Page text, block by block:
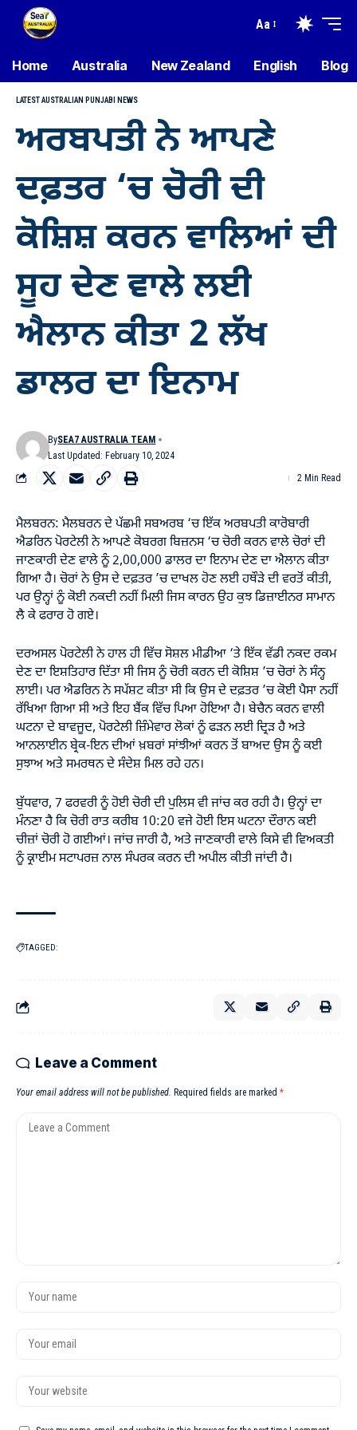
Aa
Home Australia New Zealand English Blog
LATEST AUSTRALIAN PUNJABI NEWS
ਅਰਬਪਤੀ ਨੇ ਆਪਣੇ
ਦਫ਼ਤਰ ‘ਚ ਚੋਰੀ ਦੀ
ਕੋਸ਼ਿਸ਼ ਕਰਨ ਵਾਲਿਆਂ ਦੀ
ਸੂਹ ਦੇਣ ਵਾਲੇ ਲਈ
ਐਲਾਨ ਕੀਤਾ 2 ਲੱਖ
ਡਾਲਰ ਦਾ ਇਨਾਮ
Last Updated: February 10, 2024
BySEA7 AUSTRALIA TEAM
2 Min Read
ਮੈਲਬਰਨ: ਮੈਲਬਰਨ ਦੇ ਪੱਛਮੀ ਸਬਅਰਬ ‘ਚ ਇੱਕ ਅਰਬਪਤੀ ਕਾਰੋਬਾਰੀ
ਐਡਰਿਨ ਪੋਰਟੇਲੀ ਨੇ ਆਪਣੇ ਕੋਬਰਗ ਬਿਜ਼ਨਸ ‘ਚ ਚੋਰੀ ਕਰਨ ਵਾਲੇ ਚੋਰਾਂ ਦੀ
ਜਾਣਕਾਰੀ ਦੇਣ ਵਾਲੇ ਨੂੰ 2,00,000 ਡਾਲਰ ਦਾ ਇਨਾਮ ਦੇਣ ਦਾ ਐਲਾਨ ਕੀਤਾ
ਗਿਆ ਹੈ। ਚੋਰਾਂ ਨੇ ਉਸ ਦੇ ਦਫ਼ਤਰ ’ਚ ਦਾਖਲ ਹੋਣ ਲਈ ਹਥੌੜੇ ਦੀ ਵਰਤੋਂ ਕੀਤੀ,
ਪਰ ਉਨ੍ਹਾਂ ਨੂੰ ਕੋਈ ਨਕਦੀ ਨਹੀਂ ਮਿਲੀ ਜਿਸ ਕਾਰਨ ਉਹ ਕੁਝ ਡਿਜ਼ਾਈਨਰ ਸਾਮਾਨ
ਲੈ ਕੇ ਫਰਾਰ ਹੋ ਗਏ।
ਦਰਅਸਲ ਪੋਰਟੇਲੀ ਨੇ ਹਾਲ ਹੀ ਵਿੱਚ ਸੋਸ਼ਲ ਮੀਡੀਆ ‘ਤੇ ਇੱਕ ਵੱਡੀ ਨਕਦ ਰਕਮ
ਦੇਣ ਦਾ ਇਸ਼ਤਿਹਾਰ ਦਿੱਤਾ ਸੀ ਜਿਸ ਨੂੰ ਚੋਰੀ ਕਰਨ ਦੀ ਕੋਸ਼ਿਸ਼ ’ਚ ਚੋਰਾਂ ਨੇ ਸੰਨ੍ਹ
ਲਾਈ। ਪਰ ਐਡਰਿਨ ਨੇ ਸਪੱਸ਼ਟ ਕੀਤਾ ਸੀ ਕਿ ਉਸ ਦੇ ਦਫ਼ਤਰ ’ਚ ਕੋਈ ਪੈਸਾ ਨਹੀਂ
ਰੱਖਿਆ ਗਿਆ ਸੀ ਅਤੇ ਇਹ ਬੈਂਕ ਵਿੱਚ ਪਿਆ ਹੋਇਆ ਹੈ। ਬੇਚੈਨ ਕਰਨ ਵਾਲੀ
ਘਟਨਾ ਦੇ ਬਾਵਜੂਦ, ਪੋਰਟੇਲੀ ਜ਼ਿੰਮੇਵਾਰ ਲੋਕਾਂ ਨੂੰ ਫੜਨ ਲਈ ਦ੍ਰਿੜ ਹੈ ਅਤੇ
ਆਨਲਾਈਨ ਬ੍ਰੇਕ-ਇਨ ਦੀਆਂ ਖ਼ਬਰਾਂ ਸਾਂਝੀਆਂ ਕਰਨ ਤੋਂ ਬਾਅਦ ਉਸ ਨੂੰ ਕਈ
ਸੁਝਾਅ ਅਤੇ ਸਮਰਥਨ ਦੇ ਸੰਦੇਸ਼ ਮਿਲ ਰਹੇ ਹਨ।
ਬੁੱਧਵਾਰ, 7 ਫਰਵਰੀ ਨੂੰ ਹੋਈ ਚੋਰੀ ਦੀ ਪੁਲਿਸ ਵੀ ਜਾਂਚ ਕਰ ਰਹੀ ਹੈ। ਉਨ੍ਹਾਂ ਦਾ
ਮੰਨਣਾ ਹੈ ਕਿ ਚੋਰੀ ਰਾਤ ਕਰੀਬ 10:20 ਵਜੇ ਹੋਈ ਇਸ ਘਟਨਾ ਦੌਰਾਨ ਕਈ
ਚੀਜ਼ਾਂ ਚੋਰੀ ਹੋ ਗਈਆਂ। ਜਾਂਚ ਜਾਰੀ ਹੈ, ਅਤੇ ਜਾਣਕਾਰੀ ਵਾਲੇ ਕਿਸੇ ਵੀ ਵਿਅਕਤੀ
ਨੂੰ ਕ੍ਰਾਈਮ ਸਟਾਪਰਜ਼ ਨਾਲ ਸੰਪਰਕ ਕਰਨ ਦੀ ਅਪੀਲ ਕੀਤੀ ਜਾਂਦੀ ਹੈ।
TAGGED:
Leave a Comment
Your email address will not be published. Required fields are marked *